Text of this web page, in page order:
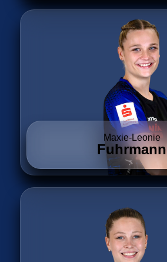
Maxie-Leonie
Fuhrmann